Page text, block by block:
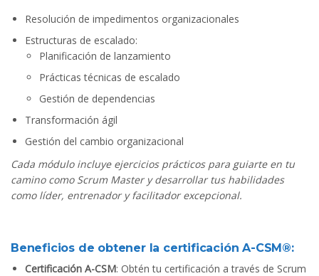
Resolución de impedimentos organizacionales
Estructuras de escalado:
Planificación de lanzamiento
Prácticas técnicas de escalado
Gestión de dependencias
Transformación ágil
Gestión del cambio organizacional
Cada módulo incluye ejercicios prácticos para guiarte en tu
camino como Scrum Master y desarrollar tus habilidades
como líder, entrenador y facilitador excepcional.
Beneficios de obtener la certificación A-CSM®:
Certificación A-CSM: Obtén tu certificación a través de Scrum